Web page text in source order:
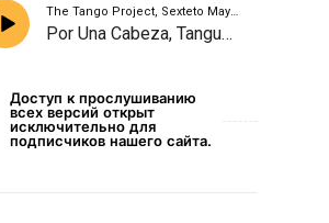
The Tango Project, Sexteto Mayor
Por Una Cabeza, Tanguera
Доступ к прослушиванию
всех версий открыт
исключительно для
подписчиков нашего сайта.